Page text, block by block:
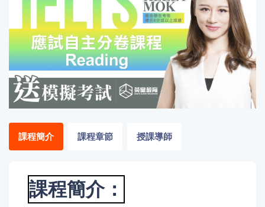
免費
(19)
收費
(81)
選
「同
合所
有標
籤」
重
密
碼
登出
課程簡介 課程章節 授課導師
課程簡介：